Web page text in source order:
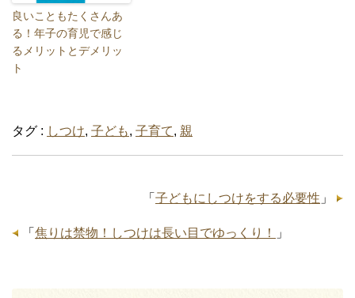
良いこともたくさんあ
る！年子の育児で感じ
るメリットとデメリッ
ト
タグ : しつけ, 子ども, 子育て, 親
「 子どもにしつけをする必要性 」
「 焦りは禁物！しつけは長い目でゆっくり！ 」